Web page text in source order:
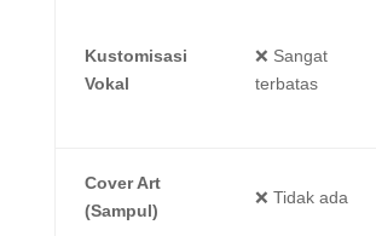
Kustomisasi
Vokal
❌ Sangat
terbatas
Cover Art
(Sampul)
❌ Tidak ada